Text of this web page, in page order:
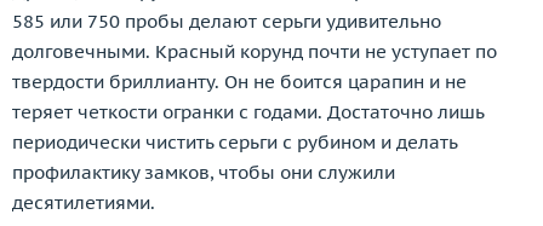
585 или 750 пробы делают серьги удивительно
долговечными. Красный корунд почти не уступает по
твердости бриллианту. Он не боится царапин и не
теряет четкости огранки с годами. Достаточно лишь
периодически чистить серьги с рубином и делать
профилактику замков, чтобы они служили
десятилетиями.